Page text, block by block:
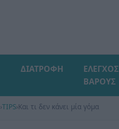
ΔΙΑΤΡΟΦΗ
ΕΛΕΓΧΟΣ
ΒΑΡΟΥΣ
›TIPS›Και τι δεν κάνει μία γόμα